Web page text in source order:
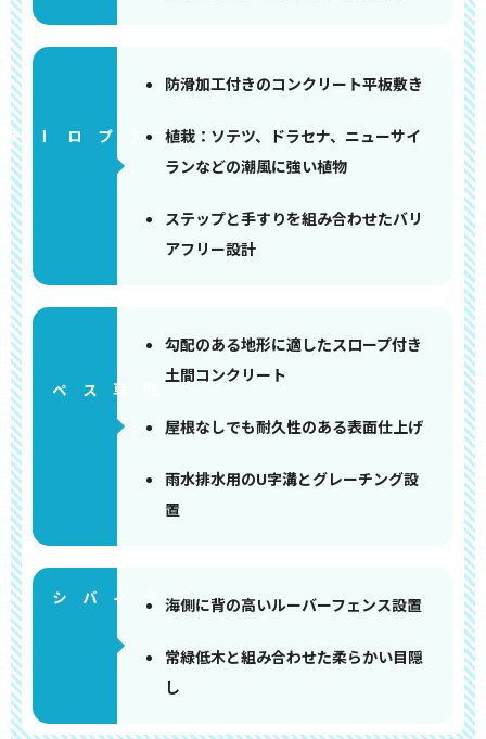
アプローチ
防滑加工付きのコンクリート平板敷き
植栽：ソテツ、ドラセナ、ニューサイ
ランなどの潮風に強い植物
ステップと手すりを組み合わせたバリ
アフリー設計
勾配のある地形に適したスロープ付き
土間コンクリート
屋根なしでも耐久性のある表面仕上げ
雨水排水用のU字溝とグレーチング設
置
海側に背の高いルーバーフェンス設置
常緑低木と組み合わせた柔らかい目隠
し